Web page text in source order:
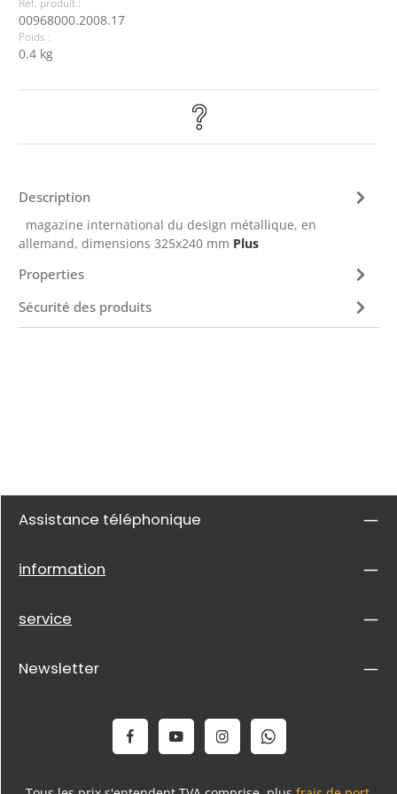
Réf. produit :
00968000.2008.17
Poids :
0.4 kg
Description
magazine international du design métallique, en
allemand, dimensions 325x240 mm Plus
Properties
Sécurité des produits
Assistance téléphonique
information
service
Newsletter